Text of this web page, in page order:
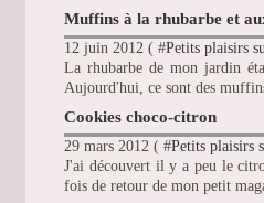
Muffins à la rhubarbe et
12 juin 2012 ( #Petits plaisirs
La rhubarbe de mon jardin
Aujourd'hui, ce sont des
Cookies choco-citron
29 mars 2012 ( #Petits plaisirs
J'ai découvert il y a peu le
fois de retour de mon petit